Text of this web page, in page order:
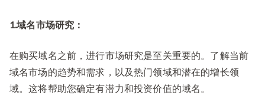
注
意
1.域名市场研究：
在购买域名之前，进行市场研究是至关重要的。了解当前
域名市场的趋势和需求，以及热门领域和潜在的增长领
域。这将帮助您确定有潜力和投资价值的域名。